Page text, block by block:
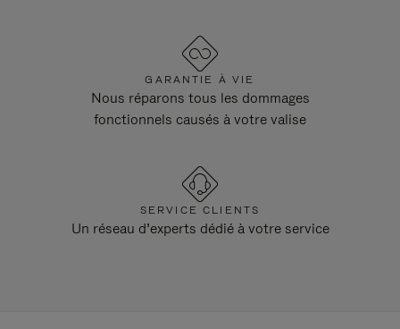
GARANTIE À VIE
Nous réparons tous les dommages
fonctionnels causés à votre valise
SERVICE CLIENTS
Un réseau d’experts dédié à votre service